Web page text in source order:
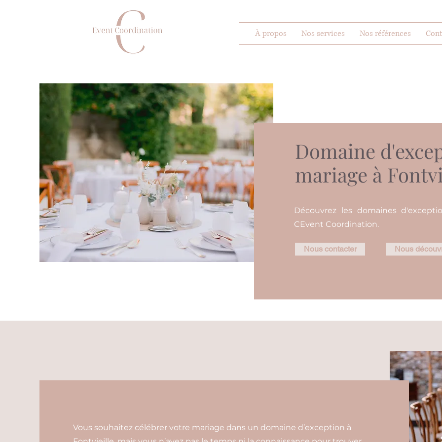
À propos Nos services Nos références
Domaine
mariage à
Découvrez les domaines
CEvent Coordination.
Nous contacter Nous
Vous souhaitez célébrer votre mariage dans un domaine d’exception à